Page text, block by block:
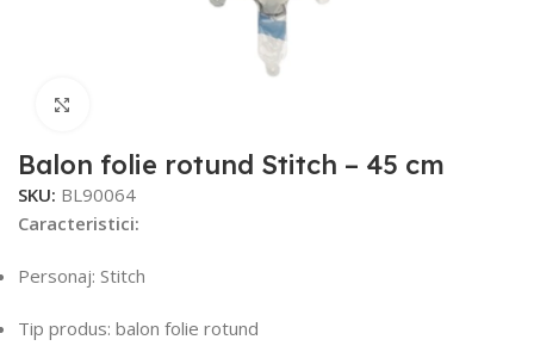
Balon folie rotund Stitch – 45 cm
SKU: BL90064
Caracteristici:
Personaj: Stitch
Tip produs: balon folie rotund